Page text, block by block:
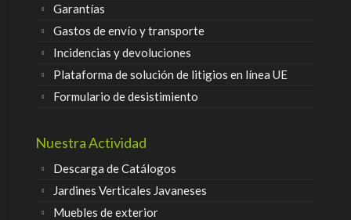
Garantías
Gastos de envío y transporte
Incidencias y devoluciones
Plataforma de solución de litigios en línea UE
Formulario de desistimiento
Nuestra Actividad
Descarga de Catálogos
Jardines Verticales Javaneses
Muebles de exterior